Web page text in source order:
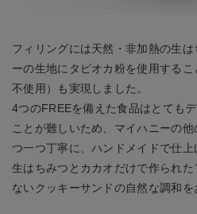
フィリングには天然・非加熱の生
ーの生地にタピオカ粉を使用する
不使用）も実現しました。
4つのFREEを備えた食品はとても
ことが難しいため、マイハニーの
つ一つ丁寧に、ハンドメイドで仕上
生はちみつとカカオだけで作られ
ないクッキーサンドの自然な調和を